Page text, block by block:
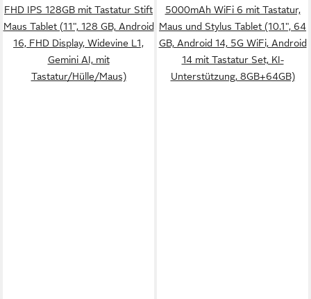
FHD IPS 128GB mit Tastatur Stift
Maus Tablet (11", 128 GB, Android
16, FHD Display, Widevine L1,
Gemini AI, mit
Tastatur/Hülle/Maus)
5000mAh WiFi 6 mit Tastatur,
Maus und Stylus Tablet (10.1", 64
GB, Android 14, 5G WiFi, Android
14 mit Tastatur Set, KI-
Unterstützung, 8GB+64GB)